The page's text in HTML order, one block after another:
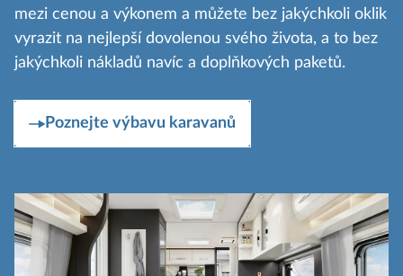
mezi cenou a výkonem a můžete bez jakýchkoli oklik
vyrazit na nejlepší dovolenou svého života, a to bez
jakýchkoli nákladů navíc a doplňkových paketů.
Poznejte výbavu karavanů